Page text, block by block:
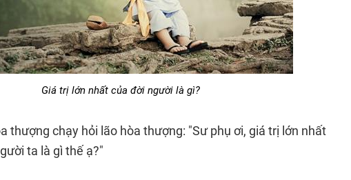
Giá trị lớn nhất của đời người là gì?
thượng chạy hỏi lão hòa thượng: "Sư phụ ơi, giá trị lớn nhất
ta là gì thế ạ?"